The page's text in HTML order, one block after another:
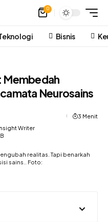
0
Bisnis
Membedah
Neurosains
Writer
3 Menit
realitas. Tapi benarkah
sains.. Foto: